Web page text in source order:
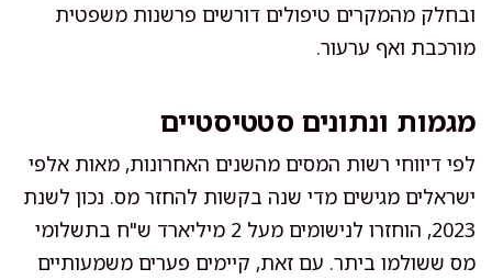
ובחלק מהמקרים טיפולים דורשים פרשנות משפטית
מורכבת ואף ערעור.
מגמות ונתונים סטטיסטיים
לפי דיווחי רשות המסים מהשנים האחרונות, מאות אלפי
ישראלים מגישים מדי שנה בקשות להחזר מס. נכון לשנת
2023, הוחזרו לנישומים מעל 2 מיליארד ש"ח בתשלומי
מס ששולמו ביתר. עם זאת, קיימים פערים משמעותיים